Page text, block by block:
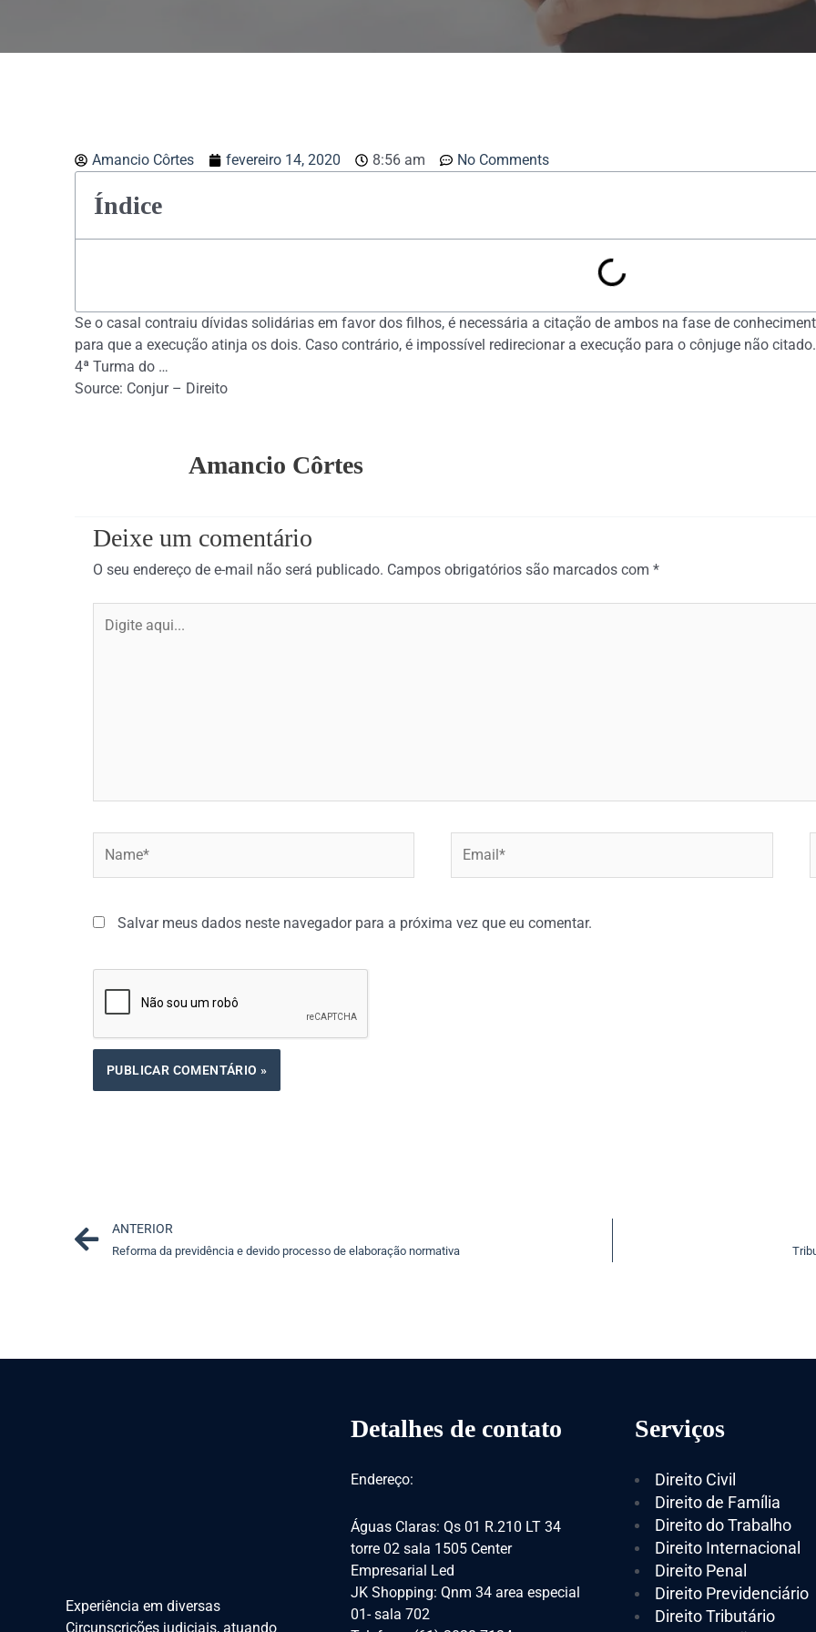
Amancio Côrtes fevereiro 14, 2020 8:56 am No Comments
Índice
Se o casal contraiu dívidas solidárias em favor dos filhos, é necessária a citação de ambos na fase de
para que a execução atinja os dois. Caso contrário, é impossível redirecionar a execução para o cônjuge não citado.
4ª Turma do …
Source: Conjur – Direito
Amancio Côrtes
Deixe um comentário
O seu endereço de e-mail não será publicado. Campos obrigatórios são marcados com *
aqui...
Salvar meus dados neste navegador para a próxima vez que eu comentar.
Prev
ANTERIOR
Reforma da previdência e devido processo de elaboração normativa
Experiência em diversas
Circunscrições judiciais, atuando
Detalhes de contato
Endereço:
Águas Claras: Qs 01 R.210 LT 34
torre 02 sala 1505 Center
Empresarial Led
JK Shopping: Qnm 34 area especial
01- sala 702
Serviços
Direito Civil
Direito de Família
Direito do Trabalho
Direito Internacional
Direito Penal
Direito Previdenciário
Direito Tributário